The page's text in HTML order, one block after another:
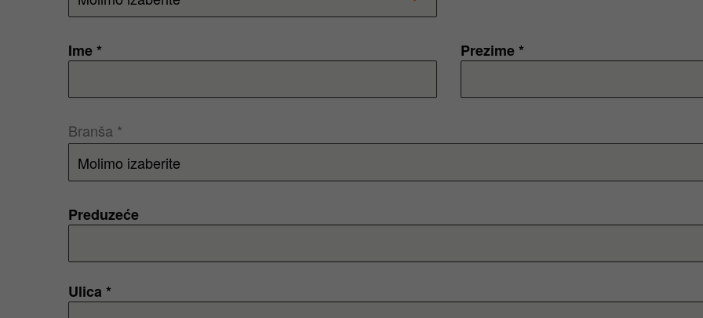
Ime * Prezime *
Branša *
Preduzeće
Ulica *